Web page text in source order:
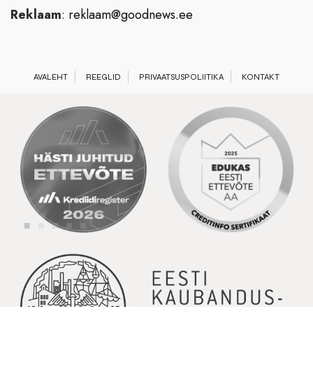
Reklaam: reklaam@goodnews.ee
AVALEHT REEGLID PRIVAATSUSPOLIITIKA KONTAKT